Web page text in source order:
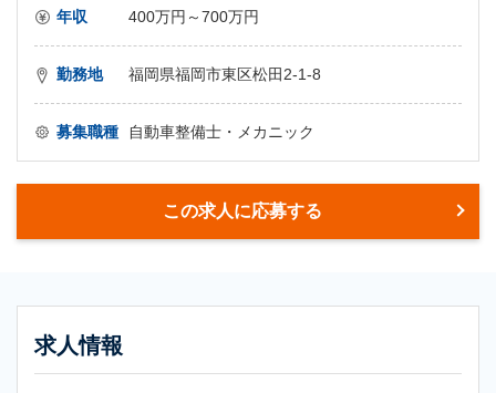
年収 400万円～700万円
勤務地 福岡県福岡市東区松田2-1-8
募集職種 自動車整備士・メカニック
この求人に応募する
求人情報